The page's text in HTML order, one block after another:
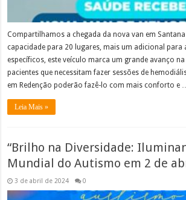
Compartilhamos a chegada da nova van em
capacidade para 20 lugares, mais um adicional para
específicos, este veículo marca um grande avanço
pacientes que necessitam fazer sessões de
em Redenção poderão fazê-lo com mais conforto e
Leia Mais »
“Brilho na Diversidade:
Mundial do Autismo em 2 de
3 de abril de 2024 0